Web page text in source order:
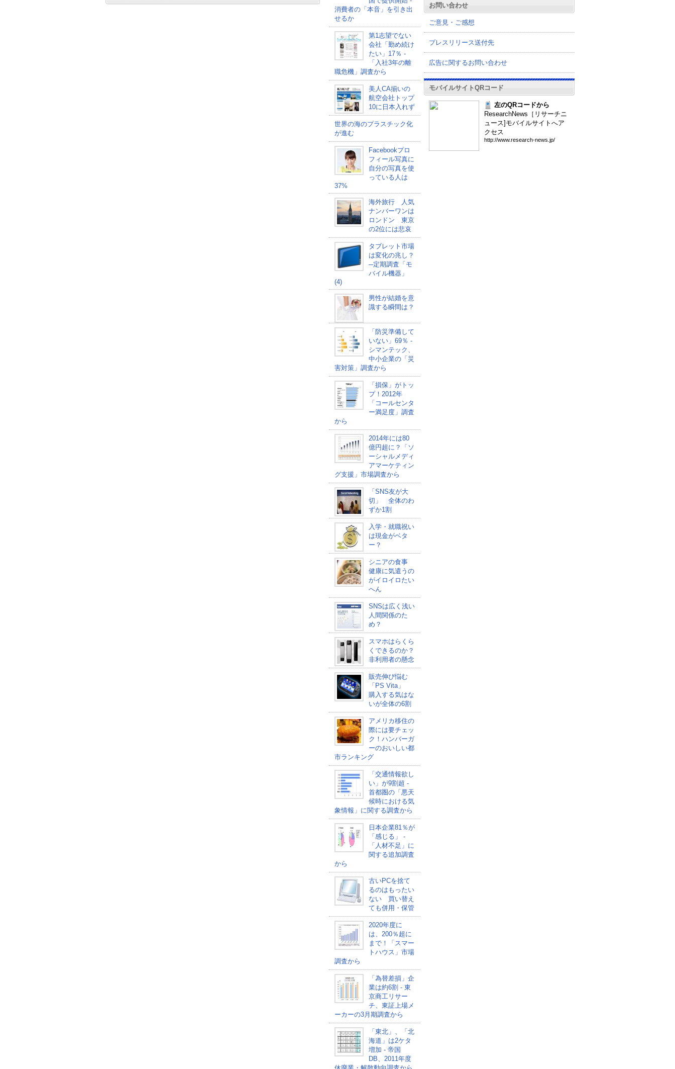
消費者の「本音」を引き出
せるか
第1志望でない
会社「勤め続け
たい」17％ -
「入社3年の離
職危機」調査から
美人CA揃いの
航空会社トップ
10に日本入れず
世界の海のプラスチック化
が進む
Facebookプロ
フィール写真に
自分の写真を使
っている人は
37%
海外旅行 人気
ナンバーワンは
ロンドン 東京
の2位には悲哀
タブレット市場
は変化の兆し？
─定期調査「モ
バイル機器」
(4)
男性が結婚を意
識する瞬間は？
「防災準備して
いない」69％ -
シマンテック、
中小企業の「災
害対策」調査から
「損保」がトッ
プ！2012年
「コールセンタ
ー満足度」調査
から
2014年には80
億円超に？「ソ
ーシャルメディ
アマーケティン
グ支援」市場調査から
「SNS友が大
切」 全体のわ
ずか1割
入学・就職祝い
は現金がベタ
ー？
シニアの食事
健康に気遣うの
がイロイロたい
へん
SNSは広く浅い
人間関係のた
め？
スマホはらくら
くできるのか？
非利用者の懸念
販売伸び悩む
「PS Vita」
購入する気はな
いが全体の6割
アメリカ移住の
際には要チェッ
ク！ハンバーガ
ーのおいしい都
市ランキング
「交通情報欲し
い」が9割超 -
首都圏の「悪天
候時における気
象情報」に関する調査から
日本企業81％が
「感じる」 -
「人材不足」に
関する追加調査
から
古いPCを捨て
るのはもったい
ない 買い替え
ても併用・保管
2020年度に
は、200％超に
まで！「スマー
トハウス」市場
調査から
「為替差損」企
業は約6割 - 東
京商工リサー
チ、東証上場メ
ーカーの3月期調査から
「東北」、「北
海道」は2ケタ
増加 - 帝国
DB、2011年度
お問い合わせ
ご意見・ご感想
プレスリリース送付先
広告に関するお問い合わせ
モバイルサイトQRコード
左のQRコードから
ResearchNews［リサーチニ
ュース]モバイルサイトへア
クセス
http://www.research-news .jp/